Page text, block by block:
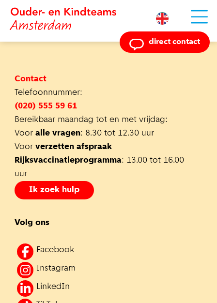
Powered by
direct contact
Contact
Telefoonnummer:
(020) 555 59 61
Bereikbaar maandag tot en met vrijdag:
Voor alle vragen: 8.30 tot 12.30 uur
Voor verzetten afspraak
Rijksvaccinatieprogramma: 13.00 tot 16.00
uur
Ik zoek hulp
Volg ons
Facebook
Instagram
LinkedIn